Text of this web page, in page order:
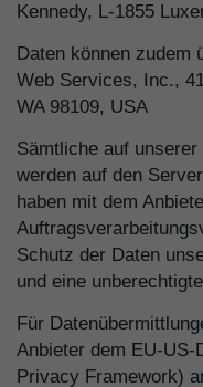
Kennedy, L-1855
Daten können zudem
Web Services, Inc.,
WA 98109, USA
Sämtliche auf
werden auf den
haben mit dem
Schutz der Daten
und eine
Für
Anbieter dem EU-US-
Privacy Framework)